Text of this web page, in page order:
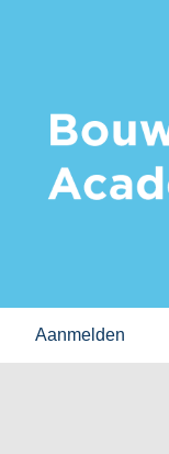
Aanmelden